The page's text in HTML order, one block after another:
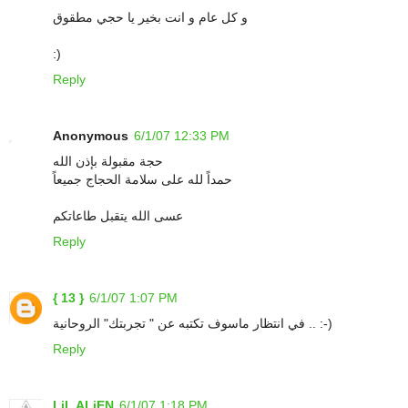
و كل عام و انت بخير يا حجي مطقوق
:)
Reply
Anonymous 6/1/07 12:33 PM
حجة مقبولة بإذن الله
حمداً لله على سلامة الحجاج جميعاً
عسى الله يتقبل طاعاتكم
Reply
{ 13 } 6/1/07 1:07 PM
في انتظار ماسوف تكتبه عن " تجربتك" الروحانية .. :-)
Reply